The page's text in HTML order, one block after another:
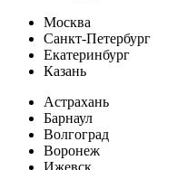
Москва
Санкт-Петербург
Екатеринбург
Казань
Астрахань
Барнаул
Волгоград
Воронеж
Ижевск